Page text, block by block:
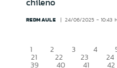
REDMAULE 24/06/2025 - 10:43
1 2 3 4
21 22 23 24
39 40 41 42